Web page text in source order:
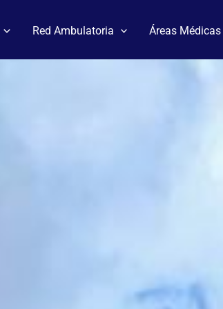
Red Ambulatoria Áreas Médicas